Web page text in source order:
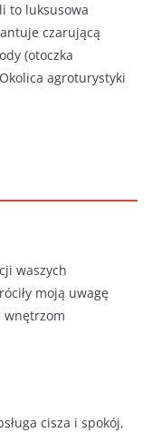
to luksusowa
czarującą
(otoczka
agroturystyki
waszych
moją uwagę
wnętrzom
cisza i spokój,